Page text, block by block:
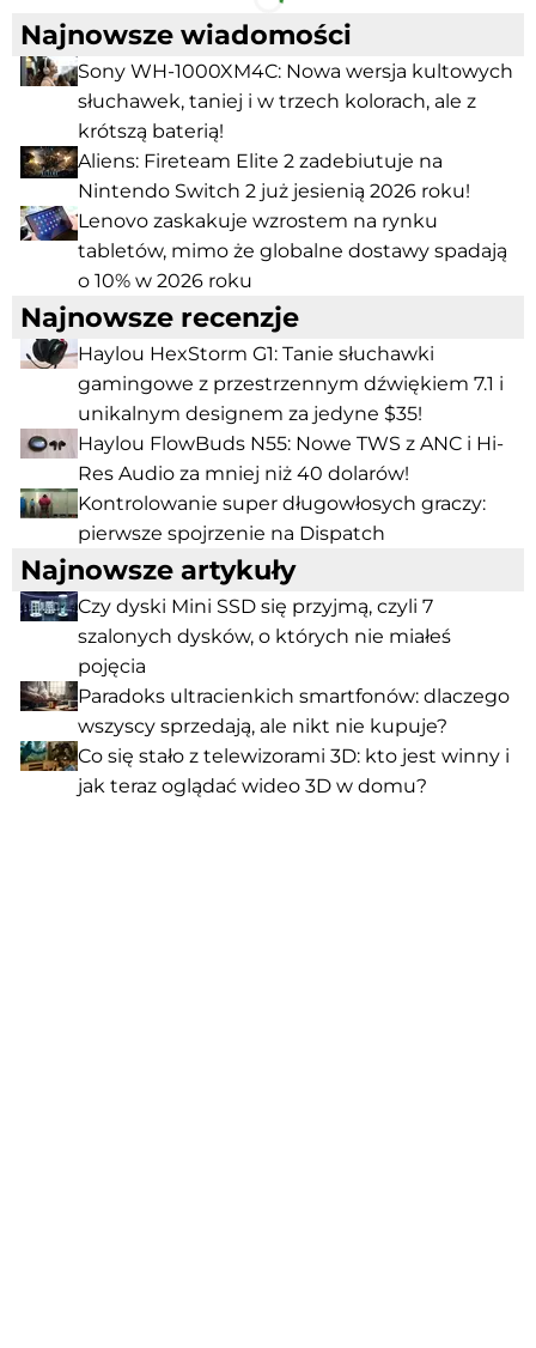
Najnowsze wiadomości
Sony WH-1000XM4C: Nowa wersja kultowych
słuchawek, taniej i w trzech kolorach, ale z
krótszą baterią!
Aliens: Fireteam Elite 2 zadebiutuje na
Nintendo Switch 2 już jesienią 2026 roku!
Lenovo zaskakuje wzrostem na rynku
tabletów, mimo że globalne dostawy spadają
o 10% w 2026 roku
Najnowsze recenzje
Haylou HexStorm G1: Tanie słuchawki
gamingowe z przestrzennym dźwiękiem 7.1 i
unikalnym designem za jedyne $35!
Haylou FlowBuds N55: Nowe TWS z ANC i Hi-
Res Audio za mniej niż 40 dolarów!
Kontrolowanie super długowłosych graczy:
pierwsze spojrzenie na Dispatch
Najnowsze artykuły
Czy dyski Mini SSD się przyjmą, czyli 7
szalonych dysków, o których nie miałeś
pojęcia
Paradoks ultracienkich smartfonów: dlaczego
wszyscy sprzedają, ale nikt nie kupuje?
Co się stało z telewizorami 3D: kto jest winny i
jak teraz oglądać wideo 3D w domu?